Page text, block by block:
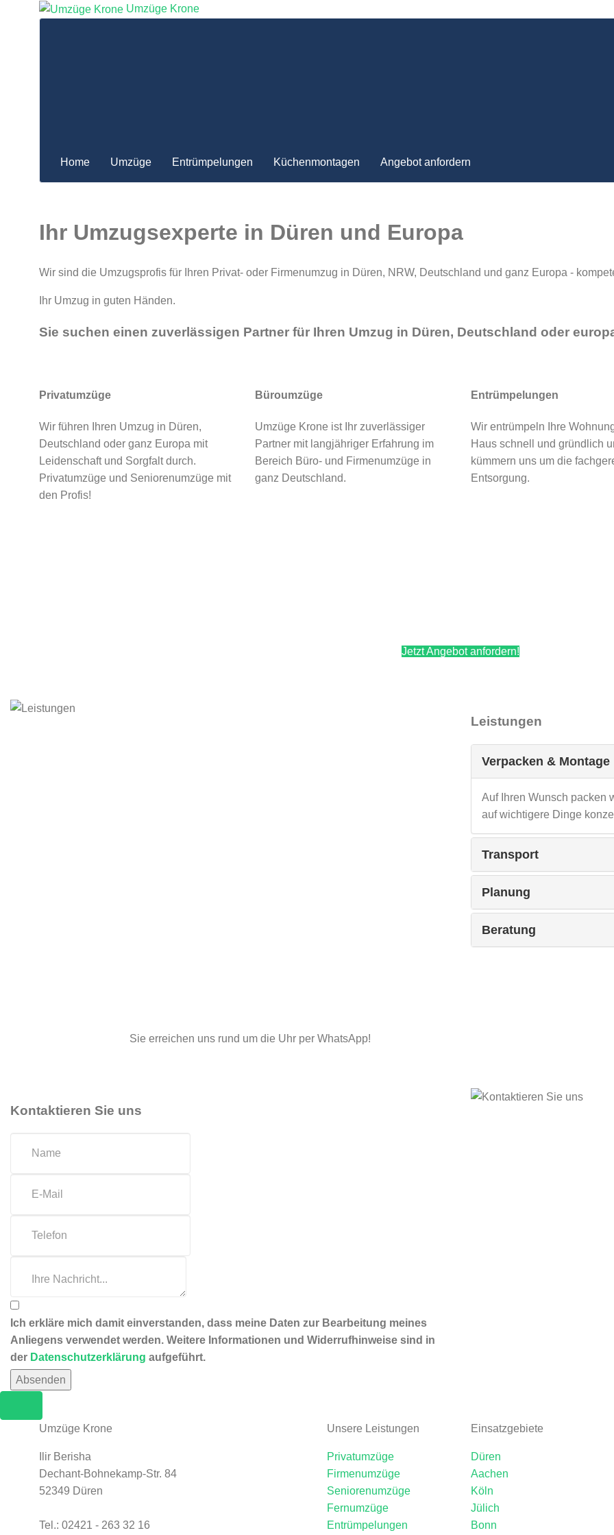
Umzüge Krone
Home Umzüge Entrümpelungen Küchenmontagen Angebot anfordern
Ihr Umzugsexperte in Düren und Europa
Wir sind die Umzugsprofis für Ihren Privat- oder Firmenumzug in Düren, NRW, Deutschland und ganz Europa -
Ihr Umzug in guten Händen.
Sie suchen einen zuverlässigen Partner für Ihren Umzug in Düren, Deutschland oder
Privatumzüge
Wir führen Ihren Umzug in Düren,
Deutschland oder ganz Europa mit
Leidenschaft und Sorgfalt durch.
Privatumzüge und Seniorenumzüge mit
den Profis!
Büroumzüge
Umzüge Krone ist Ihr zuverlässiger
Partner mit langjähriger Erfahrung im
Bereich Büro- und Firmenumzüge in
ganz Deutschland.
Entrümpelungen
Wir entrümpeln Ihre
Haus schnell und gründlich
kümmern uns um die
Entsorgung.
Jetzt Angebot anfordern!
Leistungen
Verpacken & Montage
Auf Ihren Wunsch packen
auf wichtigere Dinge
Transport
Planung
Beratung
Sie erreichen uns rund um die Uhr per WhatsApp!
Kontaktieren Sie uns
Ich erkläre mich damit einverstanden, dass meine Daten zur Bearbeitung meines
Anliegens verwendet werden. Weitere Informationen und Widerrufhinweise sind in
der Datenschutzerklärung aufgeführt.
Absenden
Umzüge Krone
Ilir Berisha
Dechant-Bohnekamp-Str. 84
52349 Düren
Tel.: 02421 - 263 32 16
Unsere Leistungen
Privatumzüge
Firmenumzüge
Seniorenumzüge
Fernumzüge
Entrümpelungen
Einsatzgebiete
Düren
Aachen
Köln
Jülich
Bonn